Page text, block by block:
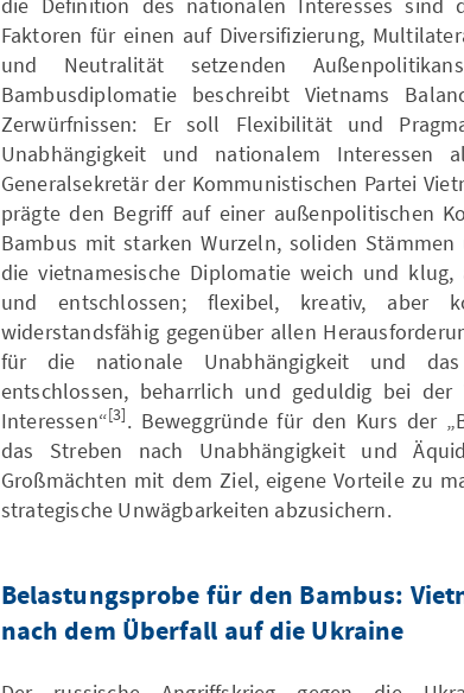
Faktoren für einen auf Diversifizierung,
und Neutralität setzenden
Bambusdiplomatie beschreibt Vietnams
Zerwürfnissen: Er soll Flexibilität und
Unabhängigkeit und nationalem Interessen
Generalsekretär der Kommunistischen Partei
prägte den Begriff auf einer außenpolitischen
Bambus mit starken Wurzeln, soliden
die vietnamesische Diplomatie weich und
und entschlossen; flexibel, kreativ, aber
widerstandsfähig gegenüber allen
für die nationale Unabhängigkeit und
entschlossen, beharrlich und geduldig bei der
Interessen“[3]. Beweggründe für den Kurs der
das Streben nach Unabhängigkeit und
Großmächten mit dem Ziel, eigene Vorteile zu
strategische Unwägbarkeiten abzusichern.
Belastungsprobe für den Bambus:
nach dem Überfall auf die Ukraine